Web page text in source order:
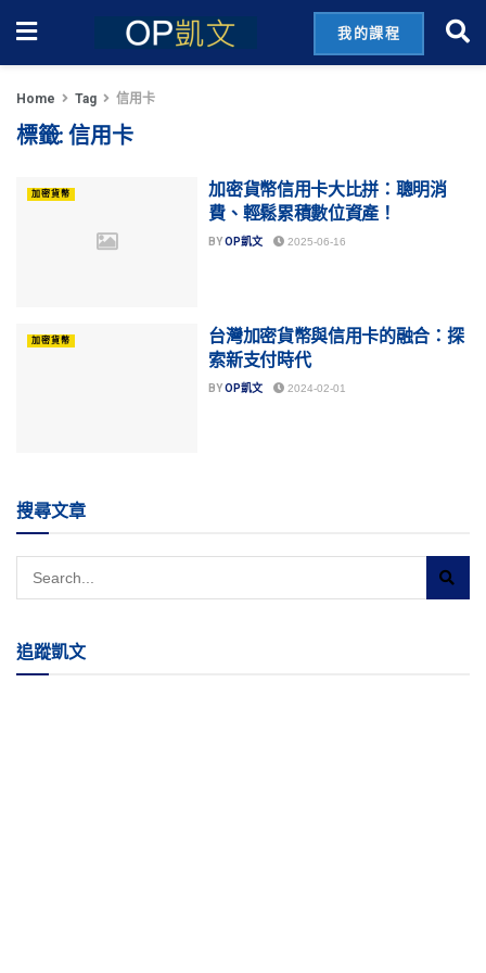
我的課程
Home Tag 信用卡
標籤:信用卡
加密貨幣
加密貨幣信用卡大比拼：聰明消
費、輕鬆累積數位資產！
BYOP凱文 2025-06-16
加密貨幣
台灣加密貨幣與信用卡的融合：探
索新支付時代
BYOP凱文 2024-02-01
搜尋文章
追蹤凱文